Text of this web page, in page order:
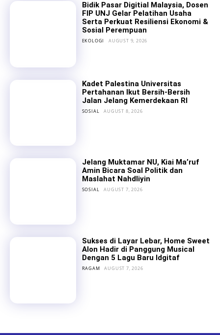
Bidik Pasar Digitial Malaysia, Dosen
FIP UNJ Gelar Pelatihan Usaha
Serta Perkuat Resiliensi Ekonomi &
Sosial Perempuan
EKOLOGI AUGUST 9, 2026
Kadet Palestina Universitas
Pertahanan Ikut Bersih-Bersih
Jalan Jelang Kemerdekaan RI
SOSIAL AUGUST 8, 2026
Jelang Muktamar NU, Kiai Ma’ruf
Amin Bicara Soal Politik dan
Maslahat Nahdliyin
SOSIAL AUGUST 7, 2026
Sukses di Layar Lebar, Home Sweet
Alon Hadir di Panggung Musical
Dengan 5 Lagu Baru Idgitaf
RAGAM AUGUST 7, 2026